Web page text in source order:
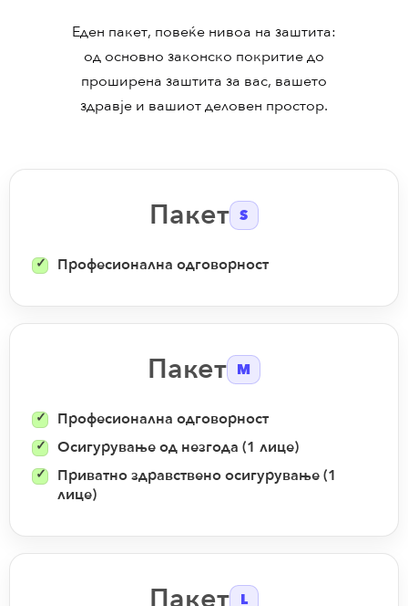
Еден пакет, повеќе нивоа на заштита:
од основно законско покритие до
проширена заштита за вас, вашето
здравје и вашиот деловен простор.
Пакет S
Професионална одговорност
Пакет M
Професионална одговорност
Осигурување од незгода (1 лице)
Приватно здравствено осигурување (1
лице)
L